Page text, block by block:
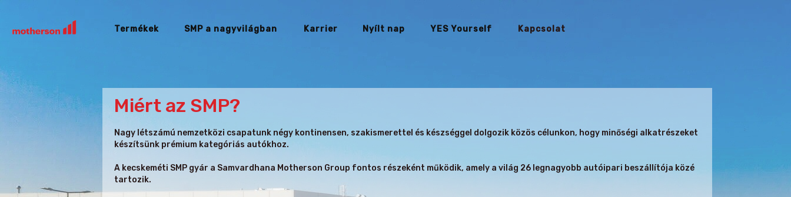
Termékek SMP a nagyvilágban Karrier Nyílt nap YES Yourself Kapcsolat
Miért az SMP?
Nagy létszámú nemzetközi csapatunk négy kontinensen, szakismerettel és készséggel dolgozik közös célunkon, hogy minőségi alkatrészeket
készítsünk prémium kategóriás autókhoz.
A kecskeméti SMP gyár a Samvardhana Motherson Group fontos részeként működik, amely a világ 26 legnagyobb autóipari beszállítója közé
tartozik.